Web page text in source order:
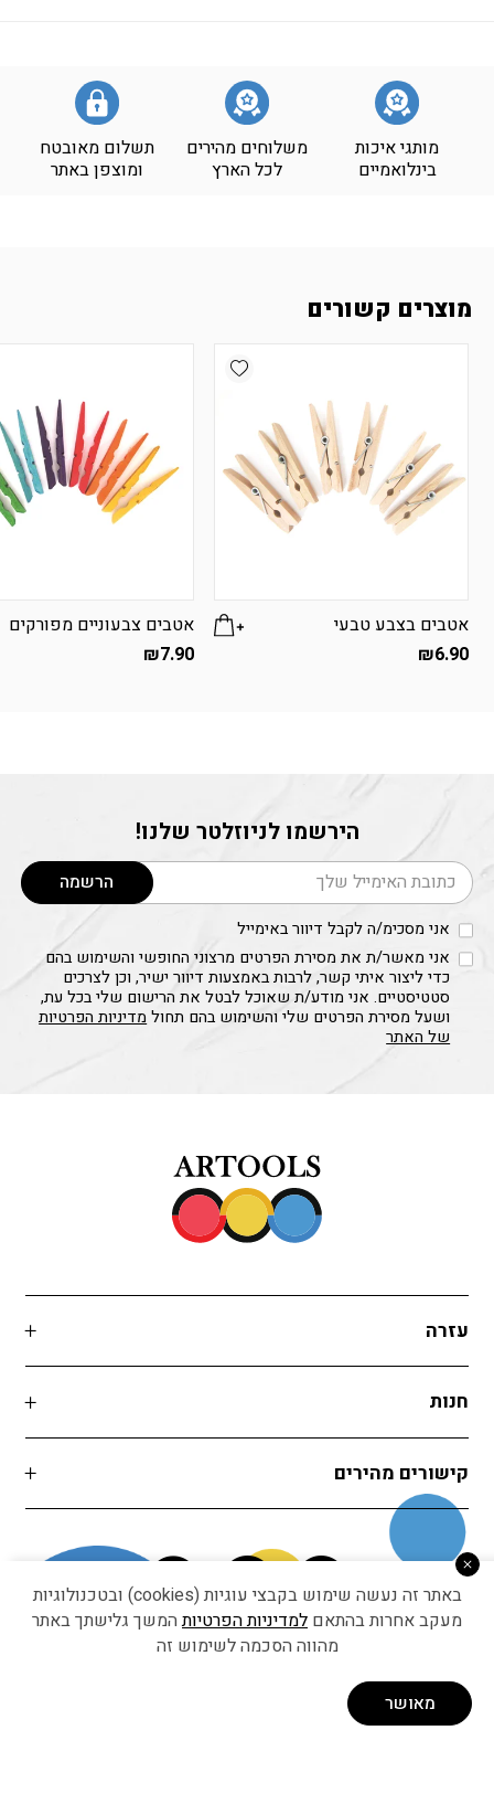
מותגי איכות
בינלואמיים
משלוחים מהירים
לכל הארץ
תשלום מאובטח
ומוצפן באתר
מוצרים קשורים
Add wishlist
אטבים בצבע טבעי
₪6.90
אטבים צבעוניים מפורקים
₪7.90
הירשמו לניוזלטר שלנו!
דוא׳׳ל הרשמה
אני מסכימ/ה לקבל דיוור באימייל
אני מאשר/ת את מסירת הפרטים מרצוני החופשי והשימוש בהם
כדי ליצור איתי קשר, לרבות באמצעות דיוור ישיר, וכן לצרכים
סטטיסטיים. אני מודע/ת שאוכל לבטל את הרישום שלי בכל עת,
ושעל מסירת הפרטים שלי והשימוש בהם תחולמדיניות הפרטיות
של האתר
עזרה
חנות
קישורים מהירים
באתר זה נעשה שימוש בקבצי עוגיות (cookies) ובטכנולוגיות
מעקב אחרות בהתאם למדיניות הפרטיותהמשך גלישתך באתר
מהווה הסכמה לשימוש זה
מאושר